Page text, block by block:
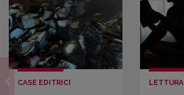
CASE EDITRICI LETTURA